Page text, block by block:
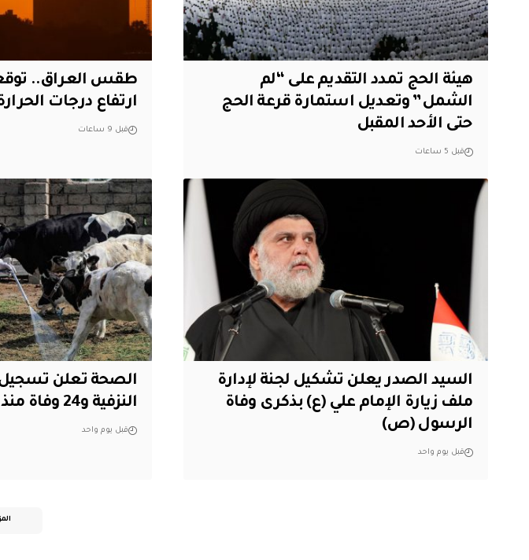
هيئة الحج تمدد التقديم على “لم
الشمل” وتعديل استمارة قرعة الحج
حتى الأحد المقبل
قبل 5 ساعات
طقس العراق..
ارتفاع درجات
قبل 9 ساعات
السيد الصدر يعلن تشكيل لجنة لإدارة
ملف زيارة الإمام علي (ع) بذكرى وفاة
الرسول (ص)
قبل يوم واحد
النزفية و24 وفاة منذ بداية العام الجاري
قبل يوم واحد